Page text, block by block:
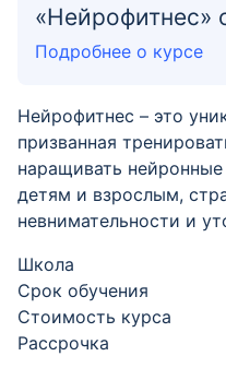
Подробнее о курсе
Нейрофитнес – это
призванная
наращивать
детям и взрослым,
невнимательности и
Школа
Срок обучения
Стоимость курса
Рассрочка